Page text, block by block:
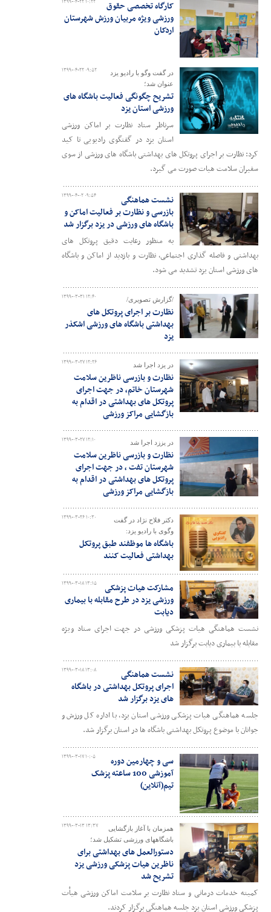
کارگاه تخصصی حقوق
ورزشی ویژه مربیان ورزش شهرستان
اردکان
۱۳۹۹-۰۴-۲۲ ۰۹:۵۲
در گفت وگو با رادیو یزد
عنوان شد؛
تشریح چگونگی فعالیت باشگاه های
ورزشی استان یزد
سرناظر ستاد نظارت بر اماکن ورزشی
استان یزد در گفتگوی رادیویی تا کید
کرد: نظارت بر اجرای پروتکل های بهداشتی باشگاه های ورزشی از سوی
سفیران سلامت هیات صورت می گیرد.
۱۳۹۹-۰۴-۰۲ ۰۹:۵۴
نشست هماهنگی
بازرسی و نظارت بر فعالیت اماکن و
باشگاه های ورزشی در یزد برگزار شد
به منظور رعایت دقیق پروتکل های
بهداشتی و فاصله گذاری اجتماعی، نظارت و بازدید از اماکن و باشگاه
های ورزشی استان یزد تشدید می شود.
۱۳۹۹-۰۳-۳۱ ۱۲:۴۰ /گزارش تصویری/
نظارت بر اجرای پروتکل های
بهداشتی باشگاه های ورزشی اشکذر
یزد
۱۳۹۹-۰۳-۲۷ ۱۲:۲۶ در یزد اجرا شد
نظارت و بازرسی ناظرین سلامت
شهرستان خاتم، در جهت اجرای
پروتکل های بهداشتی در اقدام به
بازگشایی مراکز ورزشی
۱۳۹۹-۰۳-۲۷ ۱۲:۱۰ در یززد اجرا شد
نظارت و بازرسی ناظرین سلامت
شهرستان تفت ، در جهت اجرای
پروتکل های بهداشتی در اقدام به
بازگشایی مراکز ورزشی
۱۳۹۹-۰۳-۲۶ ۱۰:۳۰
دکتر فلاح نژاد در گفت
وگوی با رادیو یزد:
باشگاه ها موظفند طبق پروتکل
بهداشتی فعالیت کنند
۱۳۹۹-۰۳-۱۸ ۱۳:۱۵
مشارکت هیات پزشکی
ورزشی یزد در طرح مقابله با بیماری
دیابت
نشست هماهنگی هیات پزشکی ورزشی در جهت اجرای ستاد ویژه
مقابله با بیماری دیابت برگزار شد
۱۳۹۹-۰۳-۱۸ ۱۳:۰۸
نشست هماهنگی
اجرای پروتکل بهداشتی در باشگاه
های یزد برگزار شد
جلسه هماهنگی هیات پزشکی ورزشی استان یزد، با اداره کل ورزش و
جوانان با موضوع پروتکل بهداشتی باشگاه ها در استان برگزار شد.
۱۳۹۹-۰۳-۱۷ ۱۰:۰۵
سی و چهارمین دوره
آموزشی 100 ساعته پزشک
تیم(آنلاین)
۱۳۹۹-۰۳-۱۳ ۱۳:۳۷
همزمان با آغاز بازگشایی
باشگاههای ورزشی تشکیل شد؛
دستورالعمل های بهداشتی برای
ناظرین هیات پزشکی ورزشی یزد
تشریح شد
کمیته خدمات درمانی و ستاد نظارت بر سلامت اماکن ورزشی هیأت
پزشکی ورزشی استان یزد جلسه هماهنگی برگزار کردند.